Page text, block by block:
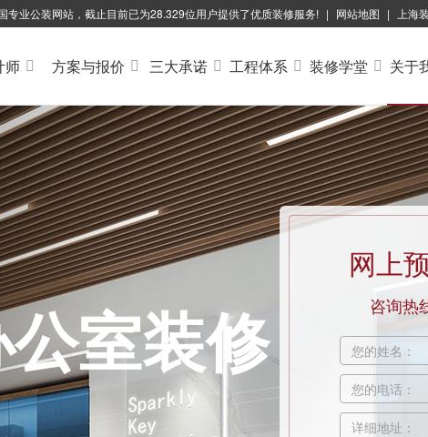
专业公装网站，截止目前已为28.329位用户提供了优质装修服务! | 网站地图 | 上海
师 方案与报价 三大承诺 工程体系 装修学堂 关于
室装修
网上
咨询热
您的姓名：
您的电话：
详细地址：